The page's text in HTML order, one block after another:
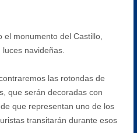
el monumento del Castillo,
navideñas.
las rotondas de
que serán decoradas con
que representan uno de los
transitarán durante esos